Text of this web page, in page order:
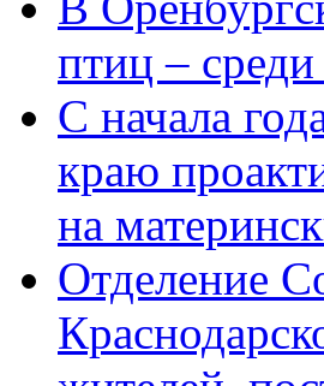
птиц –
С начала
краю
на
Отделение